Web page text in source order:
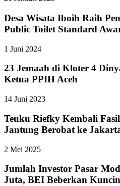
Desa Wisata Iboih Raih
Public Toilet Standard
1 Juni 2024
23 Jemaah di Kloter 4
Ketua PPIH Aceh
14 Juni 2023
Teuku Riefky Kembali
Jantung Berobat ke
2 Mei 2025
Jumlah Investor Pasar
Juta, BEI Beberkan